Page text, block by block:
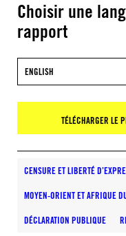
Choisir une
rapport
ENGLISH
TÉLÉCHARGER LE
CENSURE ET LIBERTÉ
MOYEN-ORIENT ET AFRIQUE
DÉCLARATION PUBLIQUE